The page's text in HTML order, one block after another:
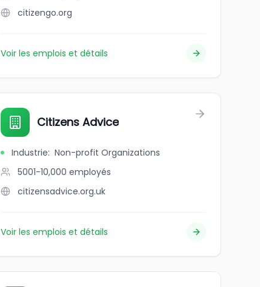
citizengo.org
Voir les emplois et détails
Citizens Advice
Industrie: Non-profit Organizations
5001-10,000 employés
citizensadvice.org.uk
Voir les emplois et détails